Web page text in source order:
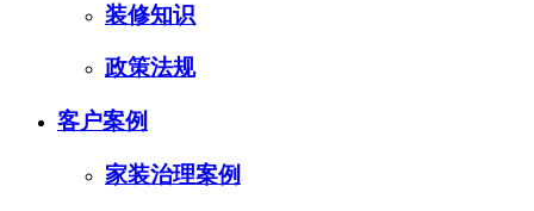
装修知识
政策法规
客户案例
家装治理案例